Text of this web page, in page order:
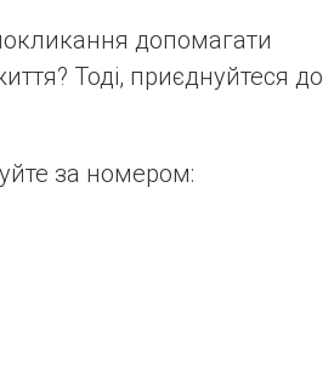
допомагати
Тоді, приєднуйтеся до
за номером: